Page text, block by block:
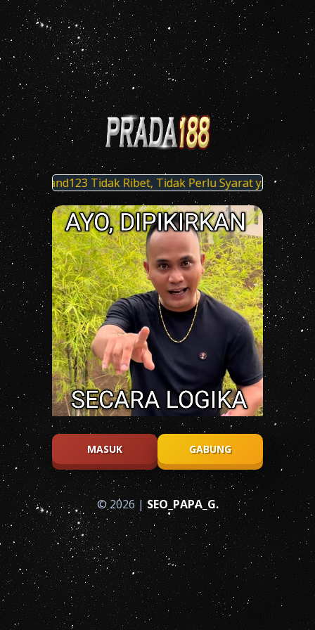
Brand123 Tidak Ribet, Tidak Perlu Syarat yang Aneh-
MASUK GABUNG
© 2026 |SEO_PAPA_G.